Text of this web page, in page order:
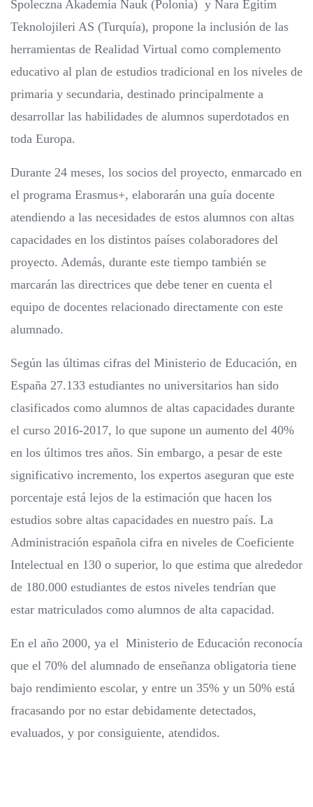
Spoleczna Akademia Nauk (Polonia) y Nara Egitim
Teknolojileri AS (Turquía), propone la inclusión de las
herramientas de Realidad Virtual como complemento
educativo al plan de estudios tradicional en los niveles de
primaria y secundaria, destinado principalmente a
desarrollar las habilidades de alumnos superdotados en
toda Europa.
Durante 24 meses, los socios del proyecto, enmarcado en
el programa Erasmus+, elaborarán una guía docente
atendiendo a las necesidades de estos alumnos con altas
capacidades en los distintos países colaboradores del
proyecto. Además, durante este tiempo también se
marcarán las directrices que debe tener en cuenta el
equipo de docentes relacionado directamente con este
alumnado.
Según las últimas cifras del Ministerio de Educación, en
España 27.133 estudiantes no universitarios han sido
clasificados como alumnos de altas capacidades durante
el curso 2016-2017, lo que supone un aumento del 40%
en los últimos tres años. Sin embargo, a pesar de este
significativo incremento, los expertos aseguran que este
porcentaje está lejos de la estimación que hacen los
estudios sobre altas capacidades en nuestro país. La
Administración española cifra en niveles de Coeficiente
Intelectual en 130 o superior, lo que estima que alrededor
de 180.000 estudiantes de estos niveles tendrían que
estar matriculados como alumnos de alta capacidad.
En el año 2000, ya el Ministerio de Educación reconocía
que el 70% del alumnado de enseñanza obligatoria tiene
bajo rendimiento escolar, y entre un 35% y un 50% está
fracasando por no estar debidamente detectados,
evaluados, y por consiguiente, atendidos.